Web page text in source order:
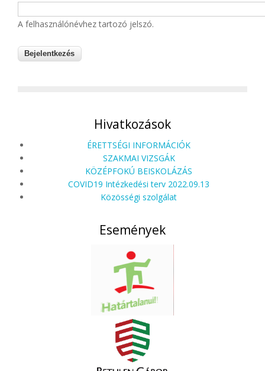
A felhasználónévhez tartozó jelszó.
Hivatkozások
ÉRETTSÉGI INFORMÁCIÓK
SZAKMAI VIZSGÁK
KÖZÉPFOKÚ BEISKOLÁZÁS
COVID19 Intézkedési terv 2022.09.13
Közösségi szolgálat
Események